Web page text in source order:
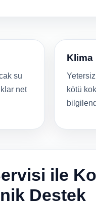
su
net
Klima
kötü
ile
Destek